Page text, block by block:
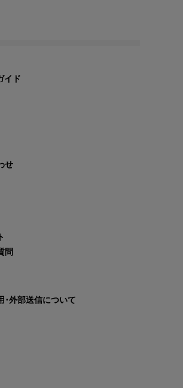
イド
せ
問
･外部送信について